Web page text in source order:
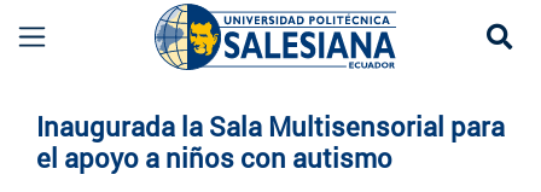
Inaugurada la Sala Multisensorial para
el apoyo a niños con autismo